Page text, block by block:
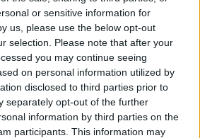
or sensitive information for
us, please use the below opt-out
selection. Please note that after your
you may continue seeing
on personal information utilized by
disclosed to third parties prior to
separately opt-out of the further
information by third parties on the
participants. This information may
στην Κρήτη:
πόσο να πληρώσει για
10χρονο κορίτσι - Το παιδί
σε αυλή επιχείρησης